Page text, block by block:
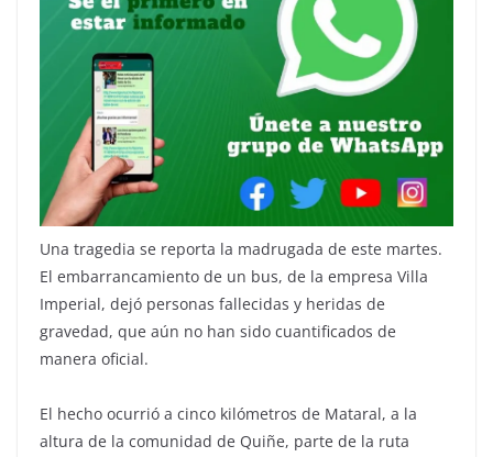
Una tragedia se reporta la madrugada de este martes.
El embarrancamiento de un bus, de la empresa Villa
Imperial, dejó personas fallecidas y heridas de
gravedad, que aún no han sido cuantificados de
manera oficial.
El hecho ocurrió a cinco kilómetros de Mataral, a la
altura de la comunidad de Quiñe, parte de la ruta